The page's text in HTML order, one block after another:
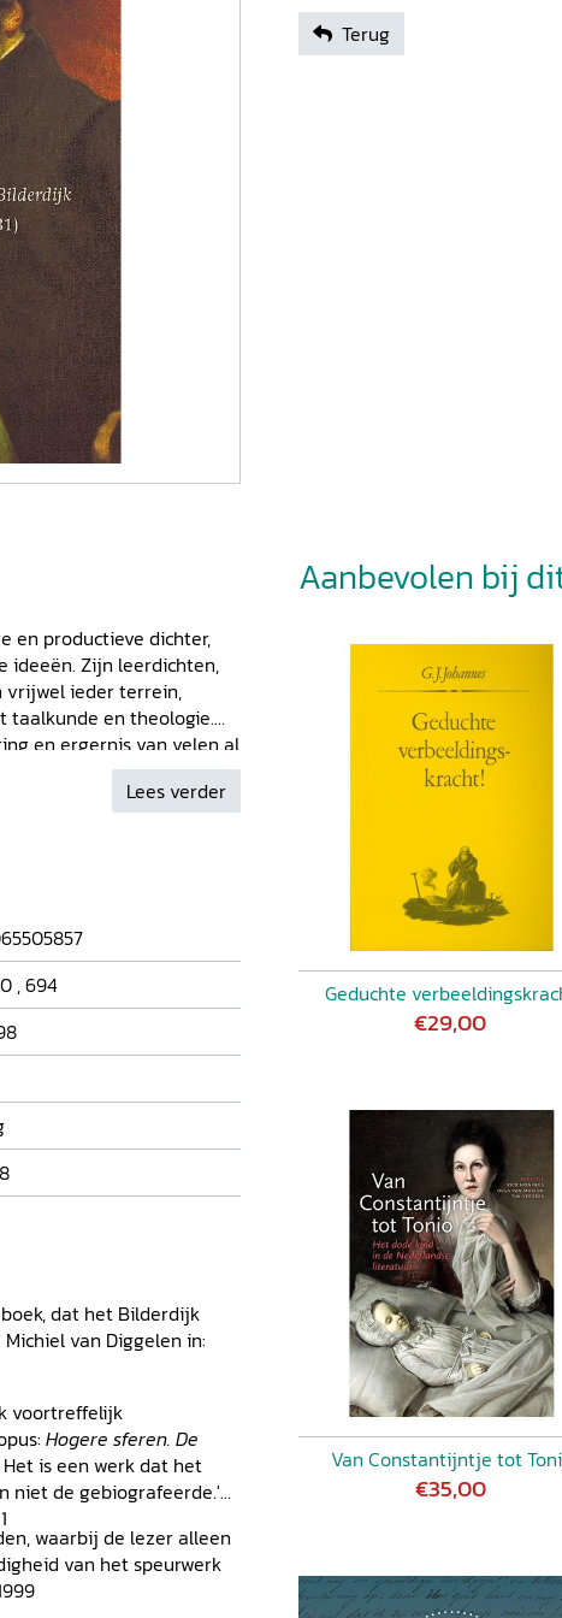
Terug
en productieve dichter,
ideeën. Zijn leerdichten,
vrijwel ieder terrein,
taalkunde en theologie.
en ergernis van velen al
tot nu toe onbekend en
toegang tot de bonte
ethiek, kenleer,
sociologie en
in zijn leven,
tot zijn bekering tot het
Bovendien wordt een
en zijn zelfbesef.
idem', zoals hij in zijn
lang naar de wijsheid
vragen. Vertoont
die men er zo
de Romantiek? Hoe laat
de cultuurhistorische
bizarre en altijd
breed panorama van
universum van een
Lees verder
,694
dat het Bilderdijk
van Diggelen in:
voortreffelijk
Hogere sferen. De
Het is een werk dat het
niet de gebiografeerde.'
waarbij de lezer alleen
van het speurwerk
Aanbevolen bij
Geduchte
€29,00
Van Constantijntje tot
€35,00